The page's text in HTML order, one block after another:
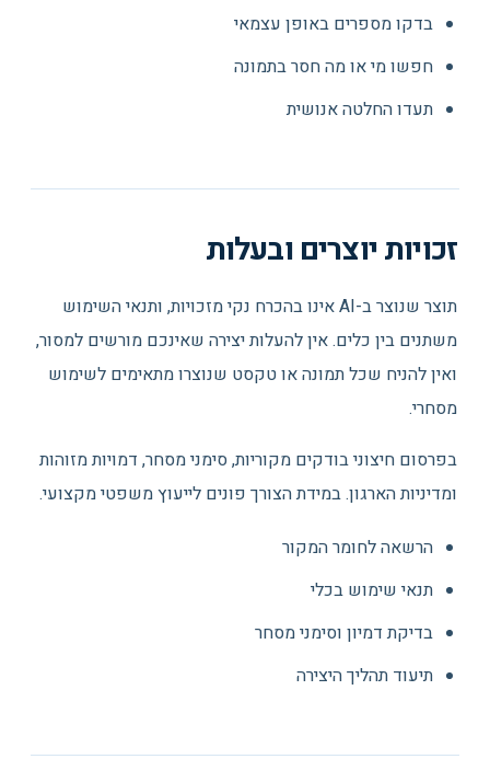
בדקו מספרים באופן עצמאי
חפשו מי או מה חסר בתמונה
תעדו החלטה אנושית
זכויות יוצרים ובעלות
תוצר שנוצר ב-AI אינו בהכרח נקי מזכויות, ותנאי השימוש
משתנים בין כלים. אין להעלות יצירה שאינכם מורשים למסור,
ואין להניח שכל תמונה או טקסט שנוצרו מתאימים לשימוש
מסחרי.
בפרסום חיצוני בודקים מקוריות, סימני מסחר, דמויות מזוהות
ומדיניות הארגון. במידת הצורך פונים לייעוץ משפטי מקצועי.
הרשאה לחומר המקור
תנאי שימוש בכלי
בדיקת דמיון וסימני מסחר
תיעוד תהליך היצירה